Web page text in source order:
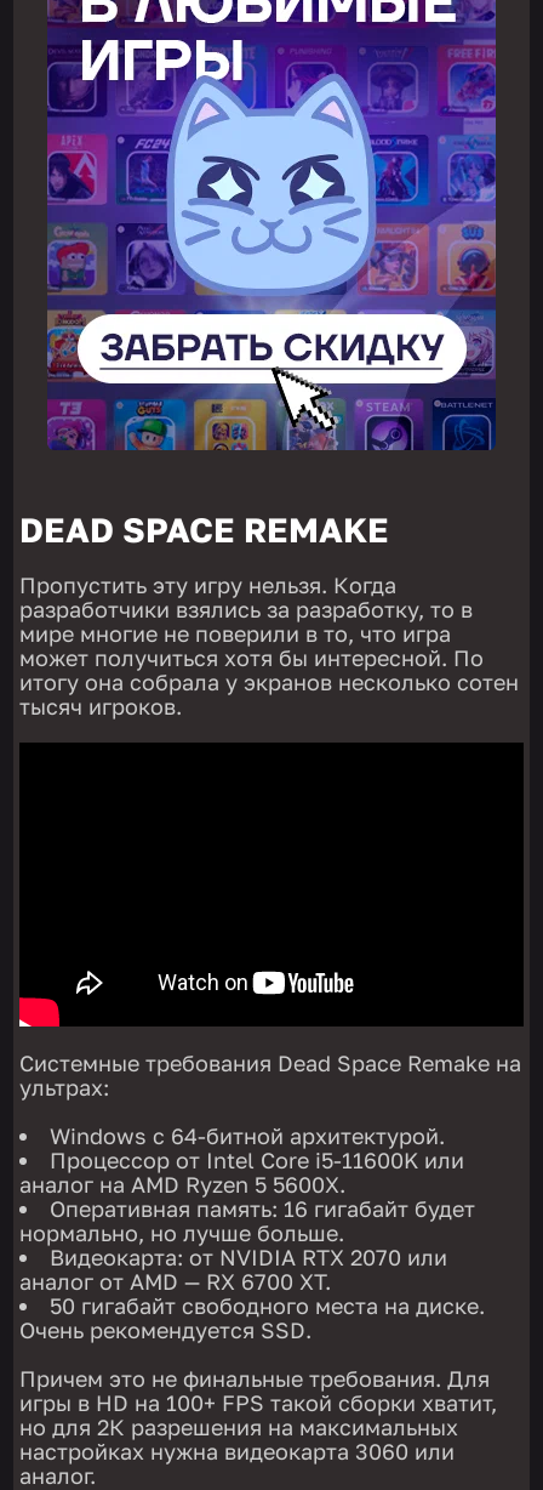
DEAD SPACE REMAKE
Пропустить эту игру нельзя. Когда
разработчики взялись за разработку, то в
мире многие не поверили в то, что игра
может получиться хотя бы интересной. По
итогу она собрала у экранов несколько сотен
тысяч игроков.
Системные требования Dead Space Remake на
ультрах:
Windows с 64-битной архитектурой.
Процессор от Intel Core i5-11600K или
аналог на AMD Ryzen 5 5600X.
Оперативная память: 16 гигабайт будет
нормально, но лучше больше.
Видеокарта: от NVIDIA RTX 2070 или
аналог от AMD — RX 6700 XT.
50 гигабайт свободного места на диске.
Очень рекомендуется SSD.
Причем это не финальные требования. Для
игры в HD на 100+ FPS такой сборки хватит,
но для 2К разрешения на максимальных
настройках нужна видеокарта 3060 или
аналог.